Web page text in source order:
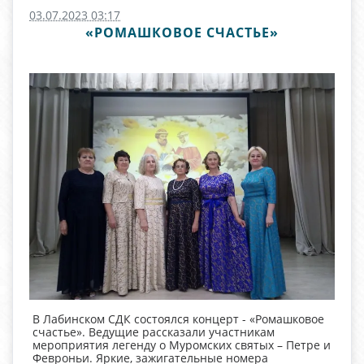
03.07.2023 03:17
«РОМАШКОВОЕ СЧАСТЬЕ»
В Лабинском СДК состоялся концерт - «Ромашковое
счастье». Ведущие рассказали участникам
мероприятия легенду о Муромских святых – Петре и
Февроньи. Яркие, зажигательные номера